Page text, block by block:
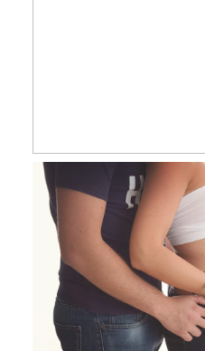
Sonia & Loïc,
studio, Revel,